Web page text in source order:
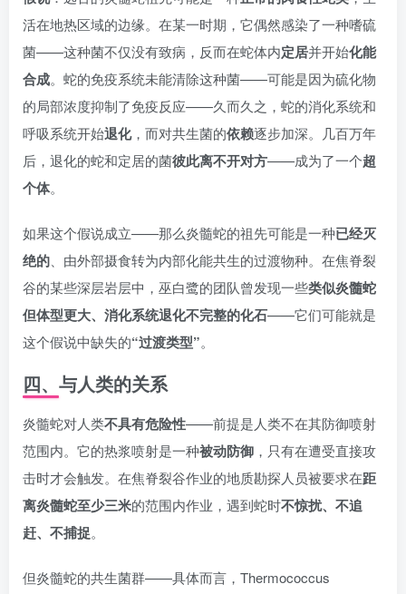
活在地热区域的边缘。在某一时期，它偶然感染了一种嗜硫
菌——这种菌不仅没有致病，反而在蛇体内定居并开始化能
合成。蛇的免疫系统未能清除这种菌——可能是因为硫化物
的局部浓度抑制了免疫反应——久而久之，蛇的消化系统和
呼吸系统开始退化，而对共生菌的依赖逐步加深。几百万年
后，退化的蛇和定居的菌彼此离不开对方——成为了一个超
个体。
如果这个假说成立——那么炎髓蛇的祖先可能是一种已经灭
绝的 、由外部摄食转为内部化能共生的过渡物种。在焦脊裂
谷的某些深层岩层中，巫白鹭的团队曾发现一些类似炎髓蛇
但体型更大、消化系统退化不完整的化石——它们可能就是
这个假说中缺失的“过渡类型”。
四、与人类的关系
炎髓蛇对人类不具有危险性——前提是人类不在其防御喷射
范围内。它的热浆喷射是一种被动防御 ，只有在遭受直接攻
击时才会触发。在焦脊裂谷作业的地质勘探人员被要求在距
离炎髓蛇至少三米的范围内作业，遇到蛇时不惊扰、不追
赶、不捕捉。
但炎髓蛇的共生菌群——具体而言，Thermococcus